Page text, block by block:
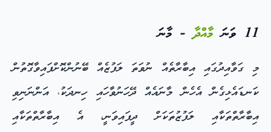
11 ވަނަ މާއްދާ- މާނަ
މި ގަވާއިދުގައި އިބާރާތެއް ނުވަތަ ލަފުޒެއް ބޭނުންކޮށްފައިވާގޮތުން
ކަނޑައެޅިގެން އެހެން މާނައެއް ދޭހަނުވާހައި ހިނދަކު، އަންނަނިވި
އިބާރާތްތަކާއި ލަފުޒުތަކަށް ދީފައިވަނީ، އެ އިބާރާތްތަކާއި